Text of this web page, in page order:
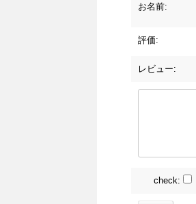
お名前:
評価:
レビュー:
check: